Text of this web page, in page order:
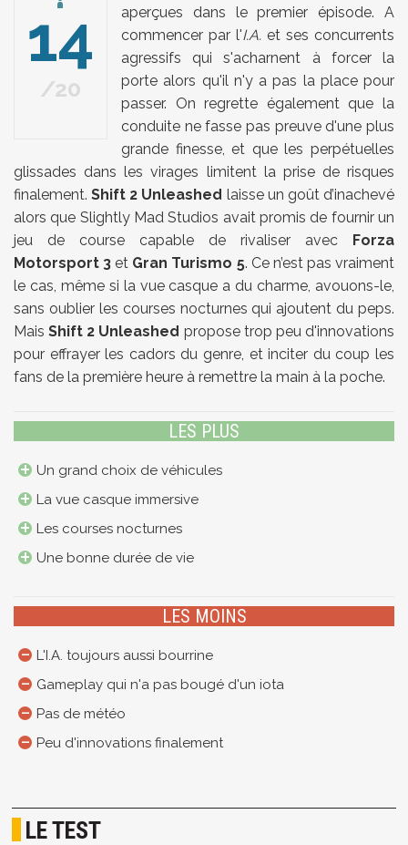
14
20
aperçues dans le premier épisode. A
commencer par l'I.A. et ses concurrents
agressifs qui s'acharnent à forcer la
porte alors qu'il n'y a pas la place pour
passer. On regrette également que la
conduite ne fasse pas preuve d'une plus
grande finesse, et que les perpétuelles
glissades dans les virages limitent la prise de risques
finalement.Shift 2 Unleashed laisse un goût d’inachevé
alors que Slightly Mad Studios avait promis de fournir un
jeu de course capable de rivaliser avec
Forza
Motorsport 3 et Gran Turismo 5. Ce n’est pas vraiment
le cas, même si la vue casque a du charme, avouons-le,
sans oublier les courses nocturnes qui ajoutent du peps.
MaisShift 2 Unleashed propose trop peu d'innovations
pour effrayer les cadors du genre, et inciter du coup les
fans de la première heure à remettre la main à la poche.
LES PLUS
Un grand choix de véhicules
La vue casque immersive
Les courses nocturnes
Une bonne durée de vie
LES MOINS
L'I.A. toujours aussi bourrine
Gameplay qui n'a pas bougé d'un iota
Pas de météo
Peu d'innovations finalement
LE TEST